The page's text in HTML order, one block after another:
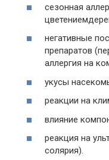
сезонная
негативные
препаратов
аллергия на
укусы
реакции на
влияние
реакция на
солярия).